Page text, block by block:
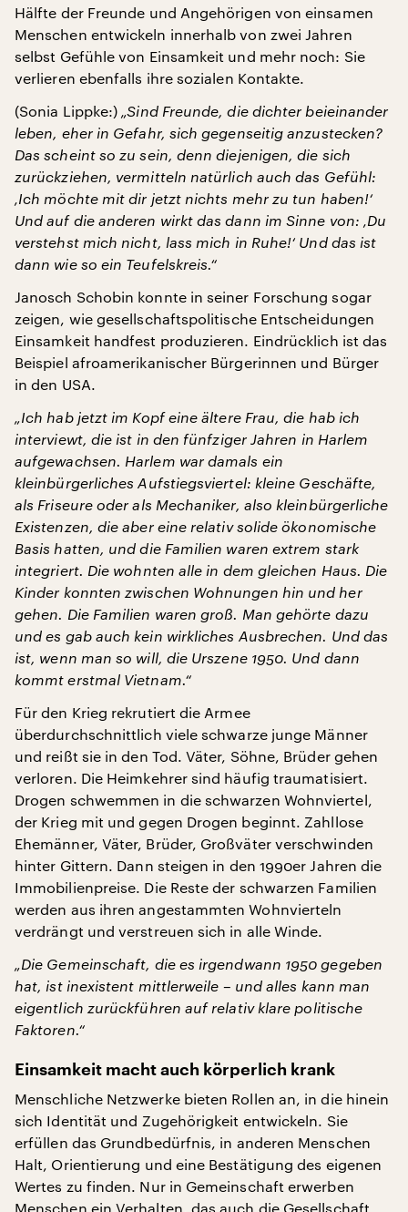
Hälfte der Freunde und Angehörigen von einsamen
Menschen entwickeln innerhalb von zwei Jahren
selbst Gefühle von Einsamkeit und mehr noch: Sie
verlieren ebenfalls ihre sozialen Kontakte.
(Sonia Lippke:) „Sind Freunde, die dichter beieinander
leben, eher in Gefahr, sich gegenseitig anzustecken?
Das scheint so zu sein, denn diejenigen, die sich
zurückziehen, vermitteln natürlich auch das Gefühl:
‚Ich möchte mit dir jetzt nichts mehr zu tun haben!‘
Und auf die anderen wirkt das dann im Sinne von: ‚Du
verstehst mich nicht, lass mich in Ruhe!‘ Und das ist
dann wie so ein Teufelskreis.“
Janosch Schobin konnte in seiner Forschung sogar
zeigen, wie gesellschaftspolitische Entscheidungen
Einsamkeit handfest produzieren. Eindrücklich ist das
Beispiel afroamerikanischer Bürgerinnen und Bürger
in den USA.
„Ich hab jetzt im Kopf eine ältere Frau, die hab ich
interviewt, die ist in den fünfziger Jahren in Harlem
aufgewachsen. Harlem war damals ein
kleinbürgerliches Aufstiegsviertel: kleine Geschäfte,
als Friseure oder als Mechaniker, also kleinbürgerliche
Existenzen, die aber eine relativ solide ökonomische
Basis hatten, und die Familien waren extrem stark
integriert. Die wohnten alle in dem gleichen Haus. Die
Kinder konnten zwischen Wohnungen hin und her
gehen. Die Familien waren groß. Man gehörte dazu
und es gab auch kein wirkliches Ausbrechen. Und das
ist, wenn man so will, die Urszene 1950. Und dann
kommt erstmal Vietnam.“
Für den Krieg rekrutiert die Armee
überdurchschnittlich viele schwarze junge Männer
und reißt sie in den Tod. Väter, Söhne, Brüder gehen
verloren. Die Heimkehrer sind häufig traumatisiert.
Drogen schwemmen in die schwarzen Wohnviertel,
der Krieg mit und gegen Drogen beginnt. Zahllose
Ehemänner, Väter, Brüder, Großväter verschwinden
hinter Gittern. Dann steigen in den 1990er Jahren die
Immobilienpreise. Die Reste der schwarzen Familien
werden aus ihren angestammten Wohnvierteln
verdrängt und verstreuen sich in alle Winde.
„Die Gemeinschaft, die es irgendwann 1950 gegeben
hat, ist inexistent mittlerweile – und alles kann man
eigentlich zurückführen auf relativ klare politische
Faktoren.“
Einsamkeit macht auch körperlich krank
Menschliche Netzwerke bieten Rollen an, in die hinein
sich Identität und Zugehörigkeit entwickeln. Sie
erfüllen das Grundbedürfnis, in anderen Menschen
Halt, Orientierung und eine Bestätigung des eigenen
Wertes zu finden. Nur in Gemeinschaft erwerben
Menschen ein Verhalten, das auch die Gesellschaft